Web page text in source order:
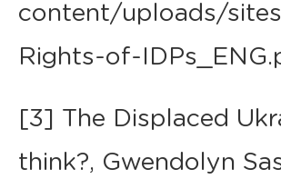
content/uploads/
Rights-of-
[3] The Displaced
think?, Gwendolyn